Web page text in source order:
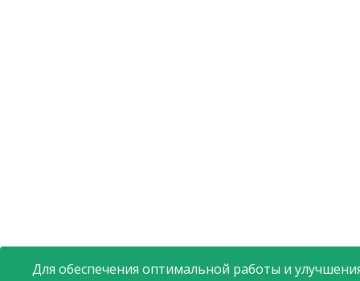
Для обеспечения оптимальной работы и